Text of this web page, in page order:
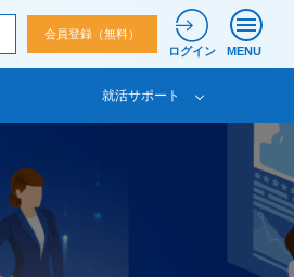
会員登録（無料）
ログイン
MENU
就活サポート